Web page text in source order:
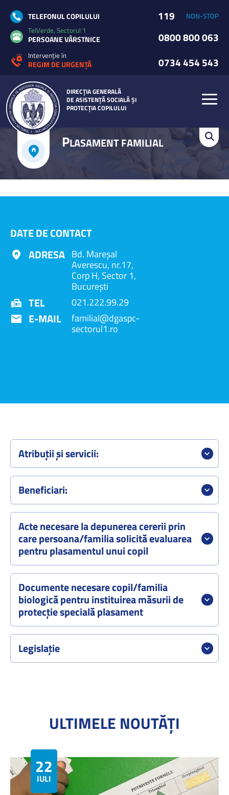
DIRECȚIA GENERALĂ
DE ASISTENȚĂ SOCIALĂ ȘI
PROTECȚIA COPILULUI
TELEFONUL COPILULUI 119
NON-STOP
TelVerde, Sectorul 1
PERSOANE VÂRSTNICE 0800 800 063
Intervenție în
REGIM DE URGENȚĂ 0734 454 543
PLASAMENT FAMILIAL
DATE DE CONTACT
ADRESA Bd. Mareşal
Averescu, nr.17,
Corp H, Sector 1,
Bucureşti
TEL 021.222.99.29
E-MAIL familial@dgaspc-
sectorul1.ro
Atribuţii şi servicii:
Beneficiari:
Acte necesare la depunerea cererii prin
care persoana/familia solicită evaluarea
pentru plasamentul unui copil
Documente necesare copil/familia
biologică pentru instituirea măsurii de
protecție specială plasament
Legislație
ULTIMELE NOUTĂȚI
22
IULIE